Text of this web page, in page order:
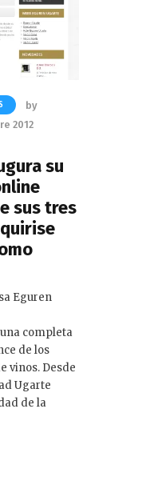
by
2012
su
sus tres
Eguren
completa
de los
vinos. Desde
Ugarte
de la